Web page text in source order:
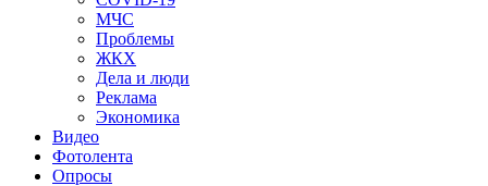
МЧС
Проблемы
ЖКХ
Дела и люди
Реклама
Экономика
Видео
Фотолента
Опросы